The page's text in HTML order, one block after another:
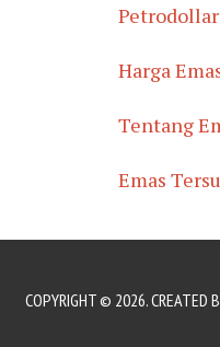
Petrodollar
Harga
Tentang
Emas
COPYRIGHT © 2026. CREATED